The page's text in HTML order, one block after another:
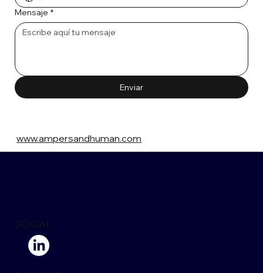
Mensaje *
Enviar
www.ampersandhuman.com
SOCIAL